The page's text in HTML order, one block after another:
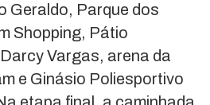
Geraldo, Parque dos
Shopping, Pátio
Vargas, arena da
e Ginásio Poliesportivo